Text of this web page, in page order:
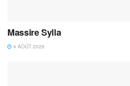
Massire Sylla
4 AOÛT 2026